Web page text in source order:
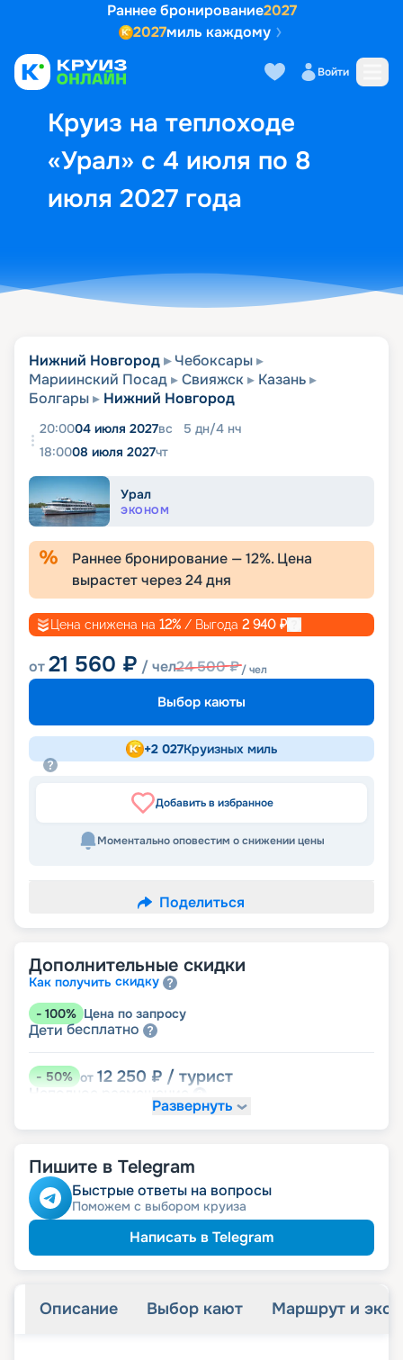
Раннее бронирование2027
2027миль каждому
Войти
Круиз на теплоходе
«Урал» с 4 июля по 8
июля 2027 года
Выбор кают Маршрут и
Нижний Новгород
Чебоксары
Мариинский Посад
Свияжск
Казань
Болгары
Нижний Новгород
20:0004 июля 2027вс 5 дн/4 нч
18:0008 июля 2027чт
Урал
ЭКОНОМ
Раннее бронирование —12%. Цена
вырастет через24дня
Цена снижена на 12% / Выгода 2 940 ₽
от21 560 ₽ / чел24 500₽/ чел
Выбор каюты
+2 027Круизных миль
Добавить в избранное
Моментально оповестим о снижении цены
Поделиться
Дополнительные скидки
Как получить скидку
- 100% Цена по запросу
Детибесплатно
-50% от 12 250 ₽ / турист
Неполное
Скидки за размещение на дополнительных
места
-15% от 20 825 ₽/ турист
Скидка пенсионерам
Развернуть
Пишите в Telegram
Быстрые ответы на вопросы
Поможем с выбором круиза
Написать в Telegram
Описание Выбор кают Маршрут и